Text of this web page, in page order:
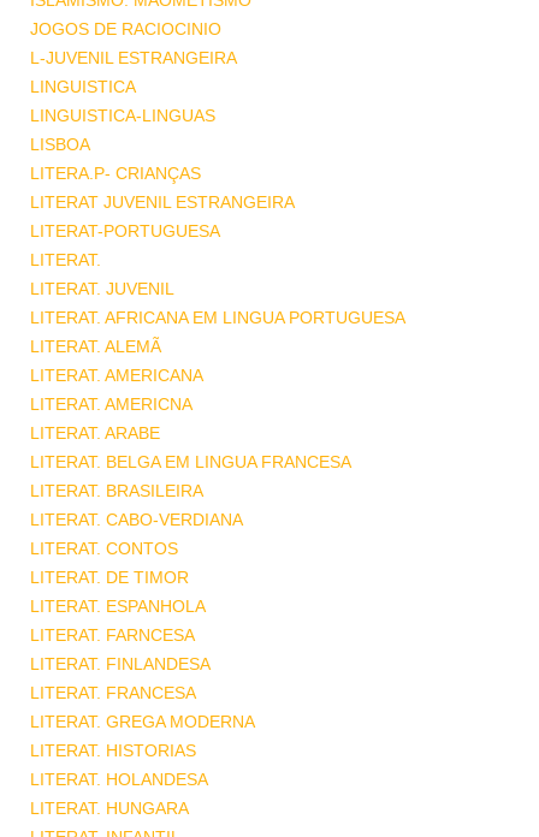
JOGOS DE RACIOCINIO
L-JUVENIL ESTRANGEIRA
LINGUISTICA
LINGUISTICA-LINGUAS
LISBOA
LITERA.P- CRIANÇAS
LITERAT JUVENIL ESTRANGEIRA
LITERAT-PORTUGUESA
LITERAT.
LITERAT. JUVENIL
LITERAT. AFRICANA EM LINGUA PORTUGUESA
LITERAT. ALEMÃ
LITERAT. AMERICANA
LITERAT. AMERICNA
LITERAT. ARABE
LITERAT. BELGA EM LINGUA FRANCESA
LITERAT. BRASILEIRA
LITERAT. CABO-VERDIANA
LITERAT. CONTOS
LITERAT. DE TIMOR
LITERAT. ESPANHOLA
LITERAT. FARNCESA
LITERAT. FINLANDESA
LITERAT. FRANCESA
LITERAT. GREGA MODERNA
LITERAT. HISTORIAS
LITERAT. HOLANDESA
LITERAT. HUNGARA